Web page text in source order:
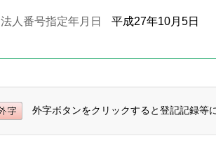
法人番号指定年月日 平成27年10月5日
外字ボタンをクリックすると登記記録等